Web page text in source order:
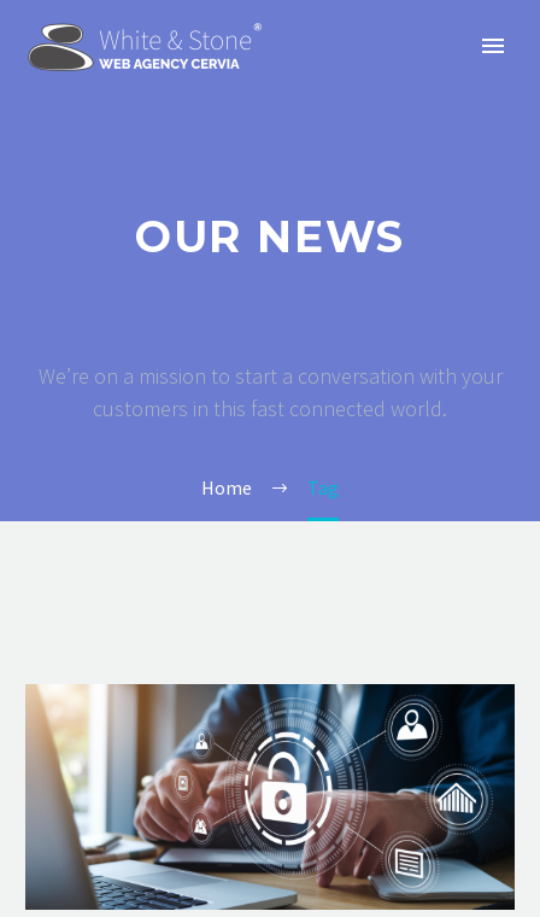
OUR NEWS
We’re on a mission to start a conversation with your
customers in this fast connected world.
Home Tag